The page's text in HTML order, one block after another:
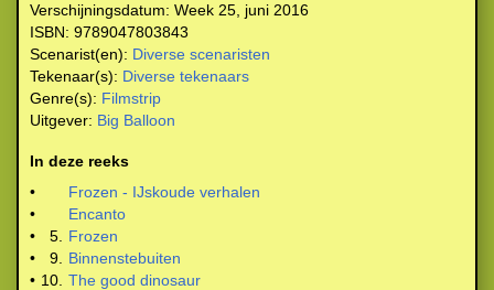
Verschijningsdatum: Week 25, juni 2016
ISBN: 9789047803843
Scenarist(en): Diverse scenaristen
Tekenaar(s): Diverse tekenaars
Genre(s): Filmstrip
Uitgever: Big Balloon
In deze reeks
•
Frozen - IJskoude verhalen
•
Encanto
•
5.
Frozen
•
9.
Binnenstebuiten
• 10. The good dinosaur